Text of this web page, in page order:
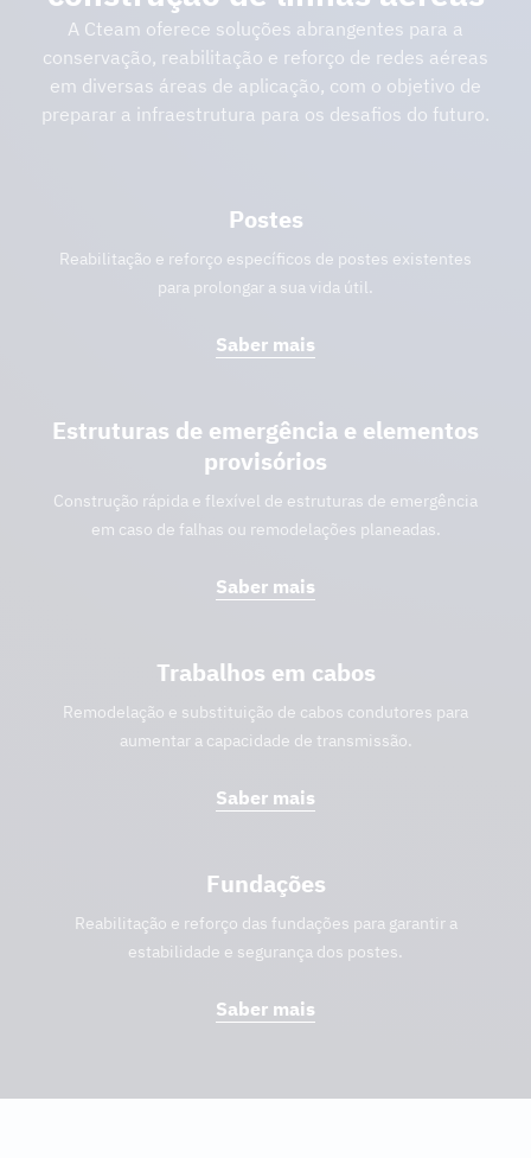
A Cteam oferece soluções abrangentes para a
conservação, reabilitação e reforço de redes aéreas
em diversas áreas de aplicação, com o objetivo de
preparar a infraestrutura para os desafios do futuro.
Postes
Reabilitação e reforço específicos de postes existentes
para prolongar a sua vida útil.
Saber mais
Estruturas de emergência e elementos
provisórios
Construção rápida e flexível de estruturas de emergência
em caso de falhas ou remodelações planeadas.
Saber mais
Trabalhos em cabos
Remodelação e substituição de cabos condutores para
aumentar a capacidade de transmissão.
Saber mais
Fundações
Reabilitação e reforço das fundações para garantir a
estabilidade e segurança dos postes.
Saber mais